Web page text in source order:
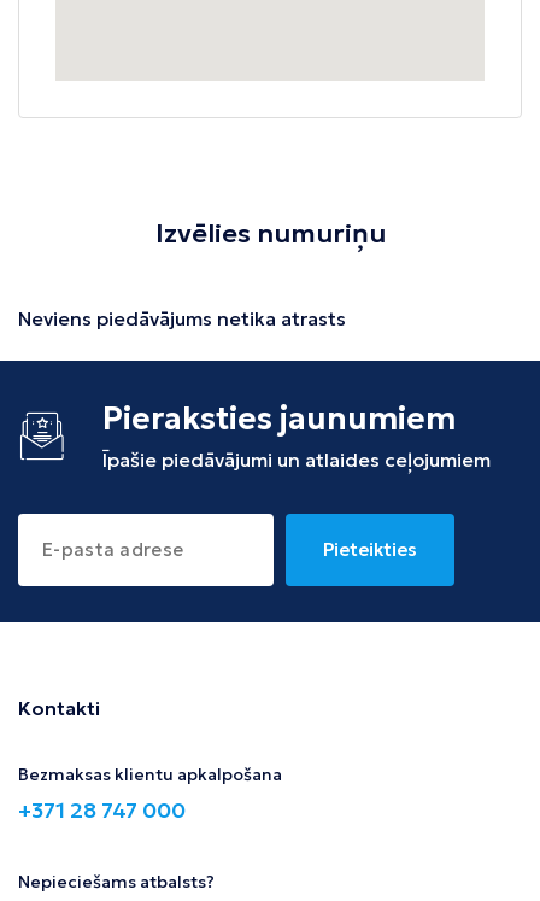
Izvēlies numuriņu
Neviens piedāvājums netika atrasts
Pieraksties jaunumiem
Īpašie piedāvājumi un atlaides ceļojumiem
Pieteikties
Kontakti
Bezmaksas klientu apkalpošana
+371 28 747 000
Nepieciešams atbalsts?